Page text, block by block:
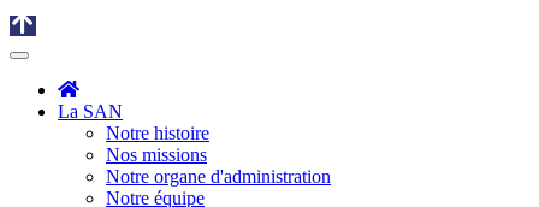
La SAN
Notre histoire
Nos missions
Notre organe d'administration
Notre équipe